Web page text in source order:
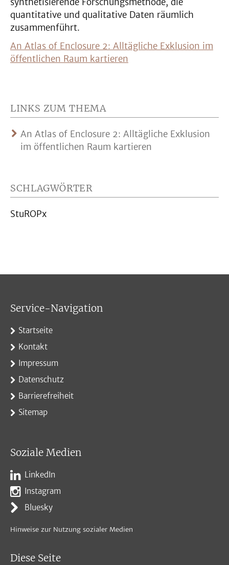
quantitative und qualitative Daten räumlich
zusammenführt.
An Atlas of Enclosure 2: Alltägliche Exklusion im
öffentlichen Raum kartieren
LINKS ZUM THEMA
An Atlas of Enclosure 2: Alltägliche Exklusion
im öffentlichen Raum kartieren
SCHLAGWÖRTER
StuROPx
Service-Navigation
Startseite
Kontakt
Impressum
Datenschutz
Barrierefreiheit
Sitemap
Soziale Medien
LinkedIn
Instagram
Bluesky
Hinweise zur Nutzung sozialer Medien
Diese Seite